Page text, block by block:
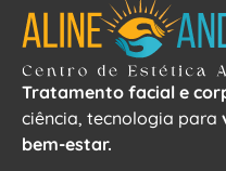
Tratamento facial e
ciência, tecnologia para
bem-estar.